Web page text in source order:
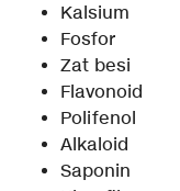
Kalsium
Fosfor
Zat besi
Flavonoid
Polifenol
Alkaloid
Saponin